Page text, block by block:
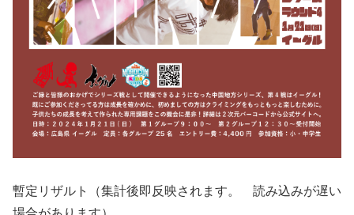
暫定リザルト（集計後即反映されます。 読み込みが遅い